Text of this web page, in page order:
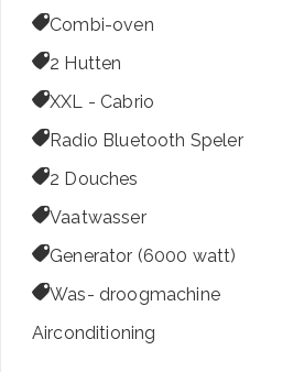
Combi-oven
2 Hutten
XXL - Cabrio
Radio Bluetooth Speler
2 Douches
Vaatwasser
Generator (6000 watt)
Was- droogmachine
Airconditioning